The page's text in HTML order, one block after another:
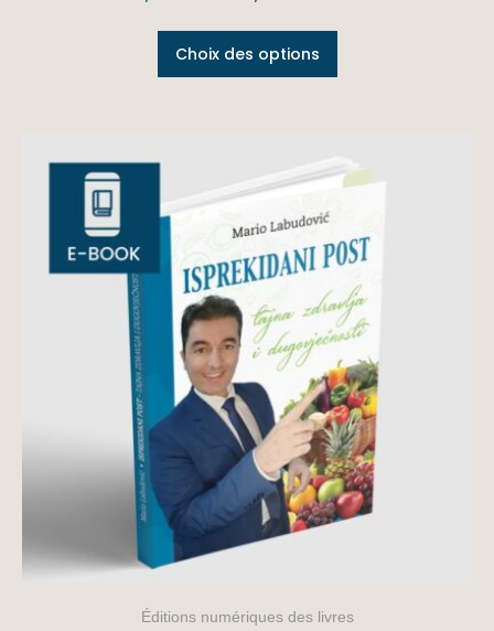
Choix des options
Éditions numériques des livres